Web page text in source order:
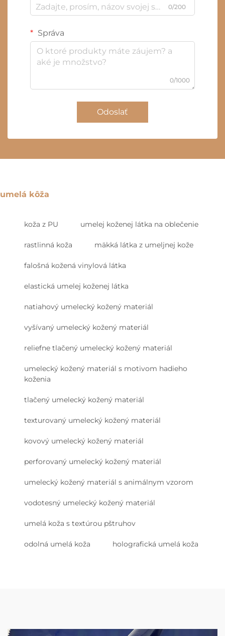
0/200
Správa
0/1000
Odoslať
umelá kôža
koža z PU umelej koženej látka na oblečenie
rastlinná koža mäkká látka z umeljnej kože
falošná kožená vinylová látka
elastická umelej koženej látka
natiahový umelecký kožený materiál
vyšívaný umelecký kožený materiál
reliefne tlačený umelecký kožený materiál
umelecký kožený materiál s motivom hadieho
koženia
tlačený umelecký kožený materiál
texturovaný umelecký kožený materiál
kovový umelecký kožený materiál
perforovaný umelecký kožený materiál
umelecký kožený materiál s animálnym vzorom
vodotesný umelecký kožený materiál
umelá koža s textúrou pštruhov
odolná umelá koža holografická umelá koža